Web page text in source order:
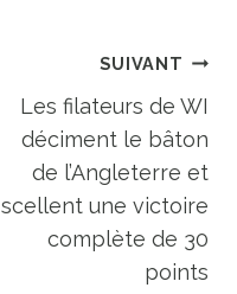
SUIVANT
Les filateurs de WI
déciment le bâton
de l’Angleterre et
scellent une victoire
complète de 30
points